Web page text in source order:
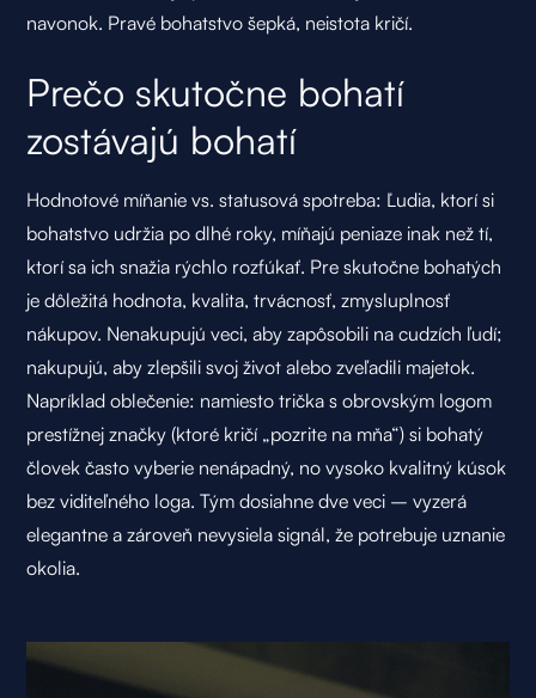
navonok. Pravé bohatstvo šepká, neistota kričí.
Prečo skutočne bohatí
zostávajú bohatí
Hodnotové míňanie vs. statusová spotreba: Ľudia, ktorí si
bohatstvo udržia po dlhé roky, míňajú peniaze inak než tí,
ktorí sa ich snažia rýchlo rozfúkať. Pre skutočne bohatých
je dôležitá hodnota, kvalita, trvácnosť, zmysluplnosť
nákupov. Nenakupujú veci, aby zapôsobili na cudzích ľudí;
nakupujú, aby zlepšili svoj život alebo zveľadili majetok.
Napríklad oblečenie: namiesto trička s obrovským logom
prestížnej značky (ktoré kričí „pozrite na mňa“) si bohatý
človek často vyberie nenápadný, no vysoko kvalitný kúsok
bez viditeľného loga. Tým dosiahne dve veci – vyzerá
elegantne a zároveň nevysiela signál, že potrebuje uznanie
okolia.